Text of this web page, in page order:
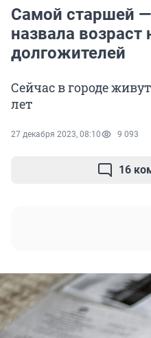
Самой старшей
назвала возраст
долгожителей
Сейчас в городе
лет
27 декабря 2023, 08:10 9 093
16